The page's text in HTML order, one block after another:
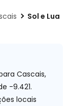
Sol e Lua
Cascais,
-9.421.
locais